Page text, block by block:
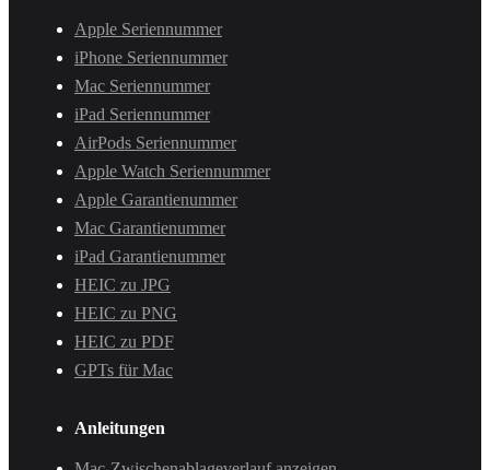
Apple Seriennummer
iPhone Seriennummer
Mac Seriennummer
iPad Seriennummer
AirPods Seriennummer
Apple Watch Seriennummer
Apple Garantienummer
Mac Garantienummer
iPad Garantienummer
HEIC zu JPG
HEIC zu PNG
HEIC zu PDF
GPTs für Mac
Anleitungen